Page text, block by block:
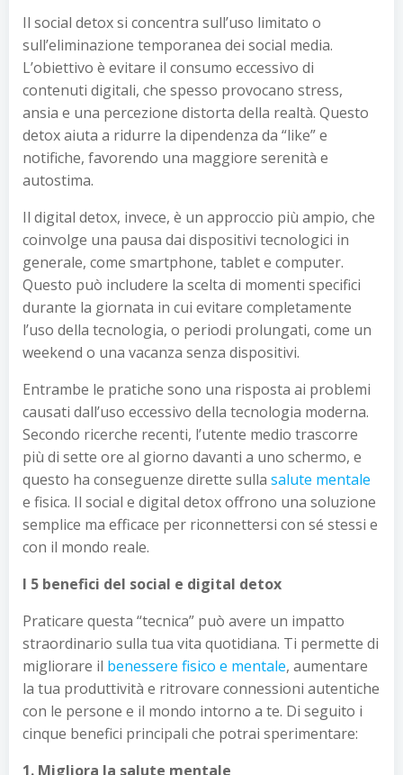
Il social detox si concentra sull’uso limitato o
sull’eliminazione temporanea dei social media.
L’obiettivo è evitare il consumo eccessivo di
contenuti digitali, che spesso provocano stress,
ansia e una percezione distorta della realtà. Questo
detox aiuta a ridurre la dipendenza da “like” e
notifiche, favorendo una maggiore serenità e
autostima.
Il digital detox, invece, è un approccio più ampio, che
coinvolge una pausa dai dispositivi tecnologici in
generale, come smartphone, tablet e computer.
Questo può includere la scelta di momenti specifici
durante la giornata in cui evitare completamente
l’uso della tecnologia, o periodi prolungati, come un
weekend o una vacanza senza dispositivi.
Entrambe le pratiche sono una risposta ai problemi
causati dall’uso eccessivo della tecnologia moderna.
Secondo ricerche recenti, l’utente medio trascorre
più di sette ore al giorno davanti a uno schermo, e
questo ha conseguenze dirette sulla salute mentale
e fisica. Il social e digital detox offrono una soluzione
semplice ma efficace per riconnettersi con sé stessi e
con il mondo reale.
I 5 benefici del social e digital detox
Praticare questa “tecnica” può avere un impatto
straordinario sulla tua vita quotidiana. Ti permette di
migliorare il benessere fisico e mentale, aumentare
la tua produttività e ritrovare connessioni autentiche
con le persone e il mondo intorno a te. Di seguito i
cinque benefici principali che potrai sperimentare:
1. Migliora la salute mentale